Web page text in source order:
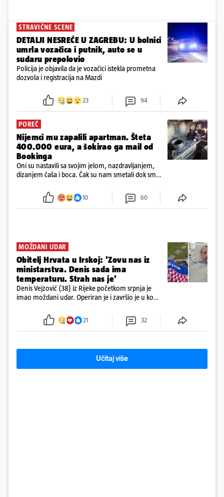
STRAVIČNE SCENE
DETALJI NESREĆE U ZAGREBU: U bolnici
umrla vozačica i putnik, auto se u
sudaru prepolovio
Policija je objavila da je vozačici istekla prometna
dozvola i registracija na Mazdi
23 94
POREČ
Nijemci mu zapalili apartman. Šteta
400.000 eura, a šokirao ga mail od
Bookinga
Oni su nastavili sa svojim jelom, nazdravljanjem,
dizanjem čaša i boca. Čak su nam smetali dok smo
požar, rekao je vlasnik
10 60
MOŽDANI UDAR
Obitelj Hrvata u Irskoj: 'Zovu nas iz
ministarstva. Denis sada ima
temperaturu. Strah nas je'
Denis Vejzović (38) iz Rijeke početkom srpnja je
imao moždani udar. Operiran je i završio je u komi.
tamošnji liječnici ne vjeruju u oporavak: 'Imamo
21 32
Učitaj više